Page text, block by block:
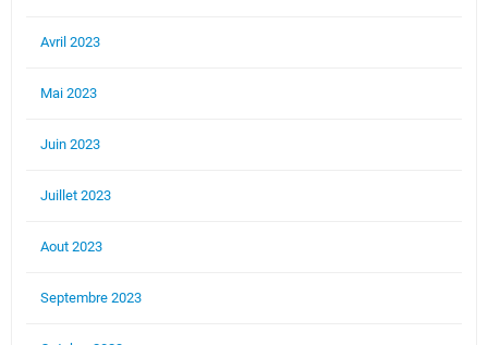
Avril 2023
Mai 2023
Juin 2023
Juillet 2023
Aout 2023
Septembre 2023